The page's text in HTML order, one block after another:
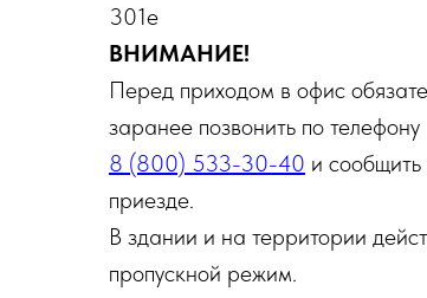
301е
ВНИМАНИЕ!
Перед приходом в офис
заранее позвонить по телефону
8 (800) 533-30-40 и
приезде.
В здании и на территории
пропускной режим.